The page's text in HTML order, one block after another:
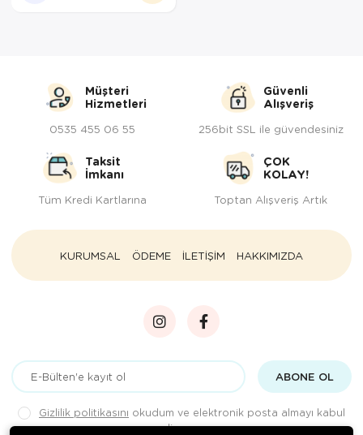
Müşteri
Hizmetleri
0535 455 06 55
Güvenli
Alışveriş
256bit SSL ile güvendesiniz
Taksit
İmkanı
Tüm Kredi Kartlarına
ÇOK
KOLAY!
Toptan Alışveriş Artık
KURUMSAL ÖDEME İLETİŞİM HAKKIMIZDA
ABONE OL
Gizlilik politikasını okudum ve elektronik posta almayı kabul
ediyorum.